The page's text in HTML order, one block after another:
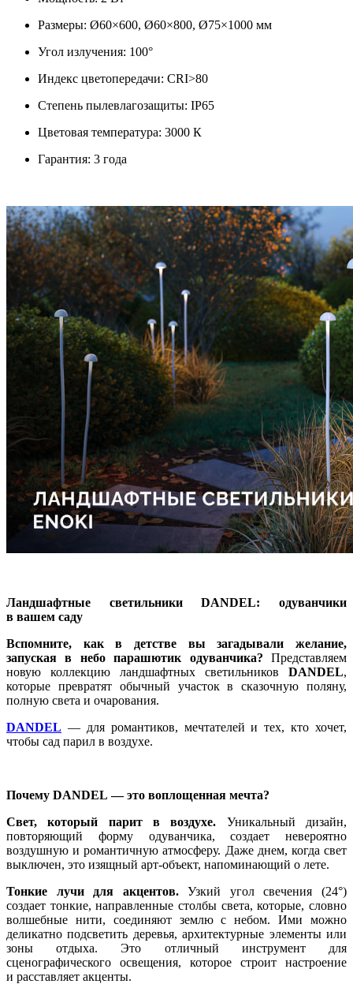
Размеры: Ø60×600, Ø60×800, Ø75×1000 мм
Угол излучения: 100°
Индекс цветопередачи: CRI>80
Степень пылевлагозащиты: IP65
Цветовая температура: 3000 К
Гарантия: 3 года
Ландшафтные светильники DANDEL: одуванчики
в вашем саду
Вспомните, как в детстве вы загадывали желание,
запуская в небо парашютик одуванчика? Представляем
новую коллекцию ландшафтных светильников DANDEL,
которые превратят обычный участок в сказочную поляну,
полную света и очарования.
DANDEL — для романтиков, мечтателей и тех, кто хочет,
чтобы сад парил в воздухе.
Почему DANDEL — это воплощенная мечта?
Свет, который парит в воздухе. Уникальный дизайн,
повторяющий форму одуванчика, создает невероятно
воздушную и романтичную атмосферу. Даже днем, когда свет
выключен, это изящный арт-объект, напоминающий о лете.
Тонкие лучи для акцентов.Узкий угол свечения (24°)
создает тонкие, направленные столбы света, которые, словно
волшебные нити, соединяют землю с небом. Ими можно
деликатно подсветить деревья, архитектурные элементы или
зоны отдыха. Это отличный инструмент для
сценографического освещения, которое строит настроение
и расставляет акценты.